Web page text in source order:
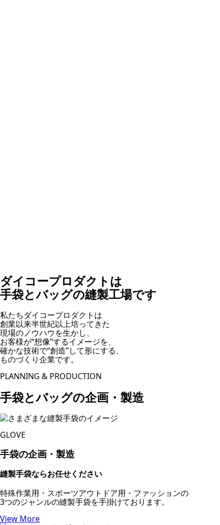
ダイコープロダクトは
手袋とバッグの縫製工場です
私たちダイコープロダクトは
創業以来半世紀以上培ってきた
現場のノウハウを生かし、
お客様が“想像”するイメージを、
確かな技術で“創造”して形にする、
ものづくり企業です。
PLANNING & PRODUCTION
手袋とバッグの企画・製造
GLOVE
手袋の企画・製造
縫製手袋ならお任せください
特殊作業用・スポーツアウトドア用・ファッションの
3つのジャンルの縫製手袋を手掛けております。
View More